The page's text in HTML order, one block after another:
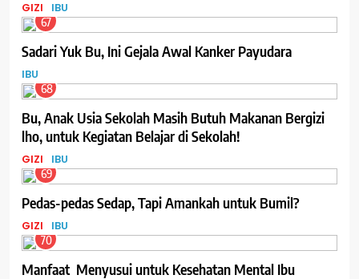
GIZI IBU
67
Sadari Yuk Bu, Ini Gejala Awal Kanker Payudara
IBU
68
Bu, Anak Usia Sekolah Masih Butuh Makanan Bergizi
lho, untuk Kegiatan Belajar di Sekolah!
GIZI IBU
69
Pedas-pedas Sedap, Tapi Amankah untuk Bumil?
GIZI IBU
70
Manfaat Menyusui untuk Kesehatan Mental Ibu